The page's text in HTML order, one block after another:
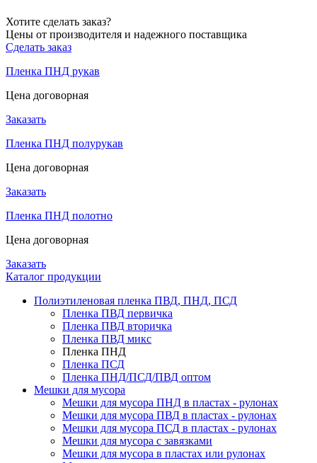
Хотите сделать заказ?
Цены от производителя и надежного поставщика
Сделать заказ
Пленка ПНД рукав
Цена договорная
Заказать
Пленка ПНД полурукав
Цена договорная
Заказать
Пленка ПНД полотно
Цена договорная
Заказать
Каталог продукции
Полиэтиленовая пленка ПВД, ПНД, ПСД
Пленка ПВД первичка
Пленка ПВД вторичка
Пленка ПВД микс
Пленка ПНД
Пленка ПСД
Пленка ПНД/ПСД/ПВД оптом
Мешки для мусора
Мешки для мусора ПНД в пластах - рулонах
Мешки для мусора ПВД в пластах - рулонах
Мешки для мусора ПСД в пластах - рулонах
Мешки для мусора с завязками
Мешки для мусора в пластах или рулонах